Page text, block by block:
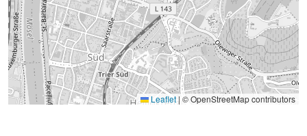
Leaflet | © OpenStreetMap contributors